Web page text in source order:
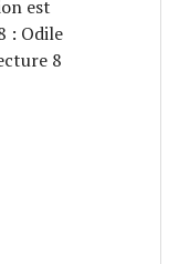
est
: Odile
8
ARCHITECTES